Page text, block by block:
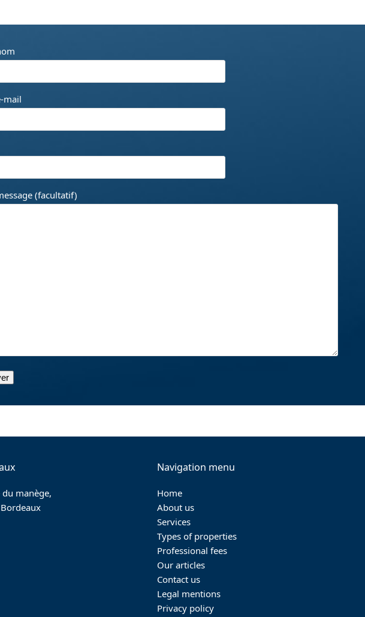
mail
(facultatif)
du manège,
Navigation menu
Home
About us
Services
Types of properties
Professional fees
Our articles
Contact us
Legal mentions
Privacy policy